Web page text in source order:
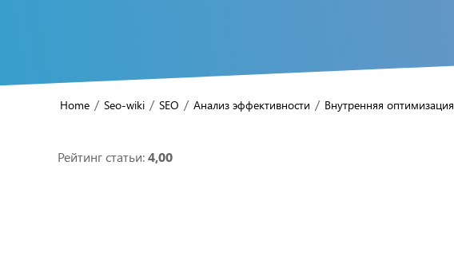
Home / Seo-wiki / SEO / Анализ эффективности / Внутренняя оптимизация
Рейтинг статьи:4,00